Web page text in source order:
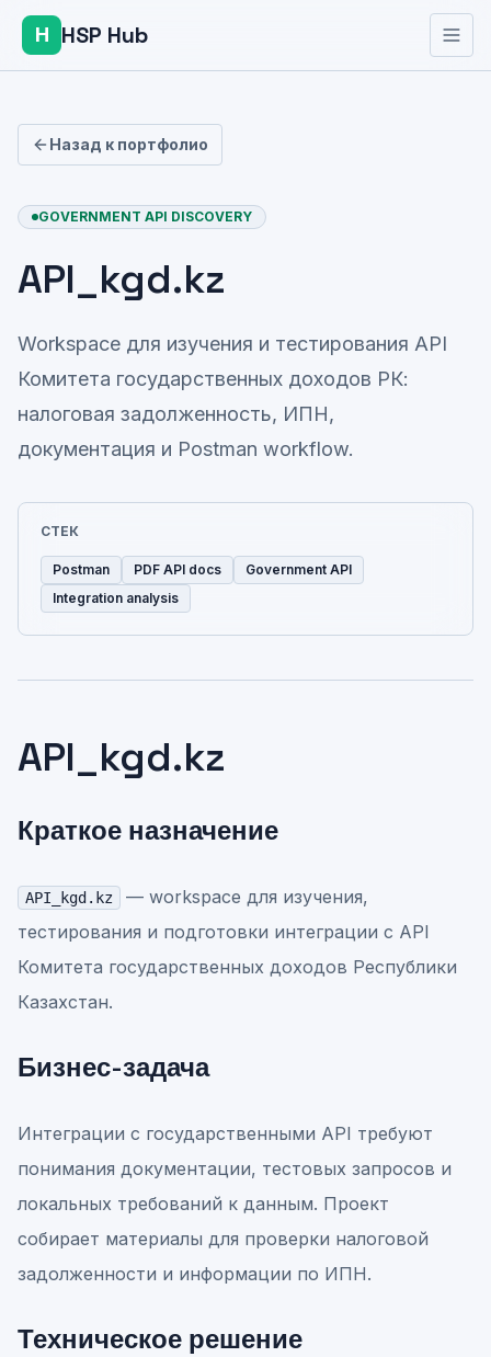
H HSP Hub
Назад к портфолио
GOVERNMENT API DISCOVERY
API_kgd.kz
Workspace для изучения и тестирования API
Комитета государственных доходов РК:
налоговая задолженность, ИПН,
документация и Postman workflow.
СТЕК
Postman PDF API docs
Government API
Integration analysis
API_kgd.kz
Краткое назначение
API_kgd.kz
— workspace для изучения,
тестирования и подготовки интеграции с API
Комитета государственных доходов Республики
Казахстан.
Бизнес-задача
Интеграции с государственными API требуют
понимания документации, тестовых запросов и
локальных требований к данным. Проект
собирает материалы для проверки налоговой
задолженности и информации по ИПН.
Техническое решение